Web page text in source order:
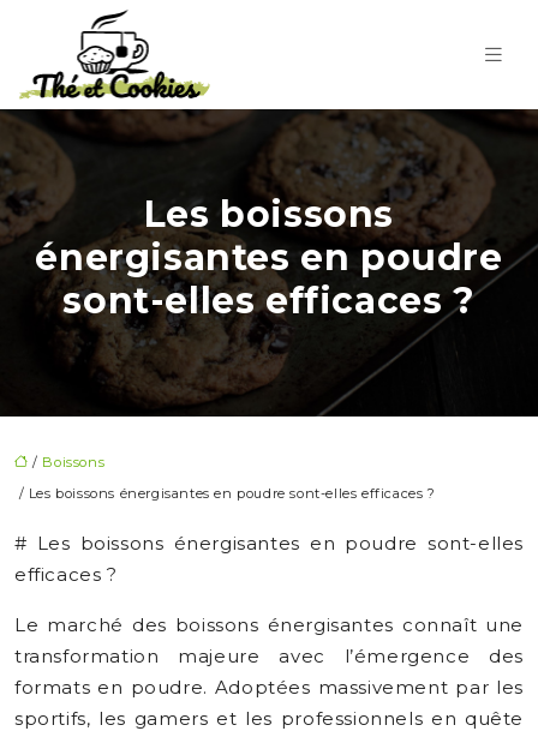
Les boissons
énergisantes en poudre
sont-elles efficaces ?
/ Boissons
/ Les boissons énergisantes en poudre sont-elles efficaces ?
# Les boissons énergisantes en poudre sont-elles
efficaces ?
Le marché des boissons énergisantes connaît une
transformation majeure avec l’émergence des
formats en poudre. Adoptées massivement par les
sportifs, les gamers et les professionnels en quête